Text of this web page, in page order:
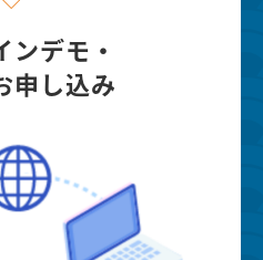
ンデモ・
申し込み